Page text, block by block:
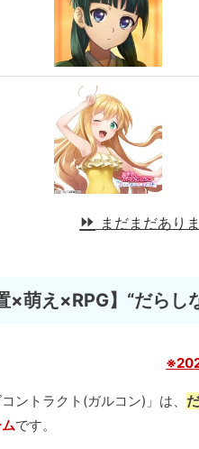
まだまだあり
×萌え×RPG】“だら
コントラクト(ガルコン)」は、
です。